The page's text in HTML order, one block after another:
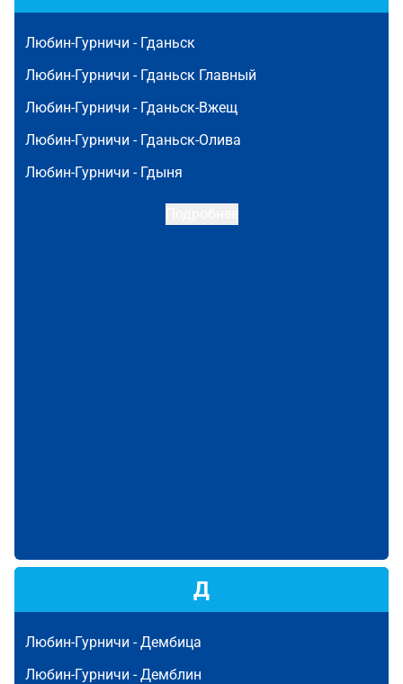
Любин-Гурничи - Гданьск
Любин-Гурничи - Гданьск Главный
Любин-Гурничи - Гданьск-Вжещ
Любин-Гурничи - Гданьск-Олива
Любин-Гурничи - Гдыня
Д
Любин-Гурничи -Дембица
Любин-Гурничи -Демблин